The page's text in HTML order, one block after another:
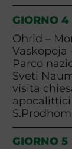
GIORNO 4
Ohrid –
Vaskopoja
Parco
Sveti
visita
apocalittici
GIORNO 5